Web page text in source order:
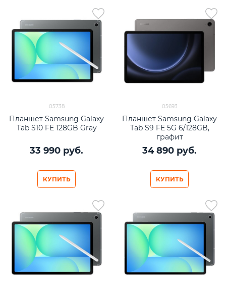
05738
Планшет Samsung Galaxy
Tab S10 FE 128GB Gray
33 990 руб.
КУПИТЬ
05693
Планшет Samsung Galaxy
Tab S9 FE 5G 6/128GB,
графит
34 890 руб.
КУПИТЬ